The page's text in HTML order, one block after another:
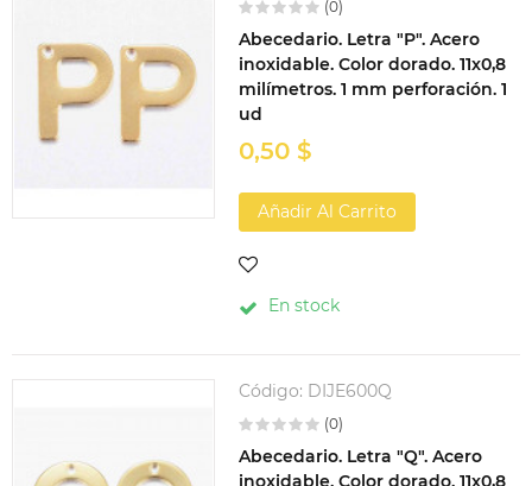
(0)
Abecedario. Letra "P". Acero
inoxidable. Color dorado. 11x0,8
milímetros. 1 mm perforación. 1
ud
0,50 $
Añadir Al Carrito
En stock
Código: DIJE600Q
(0)
Abecedario. Letra "Q". Acero
inoxidable. Color dorado. 11x0,8